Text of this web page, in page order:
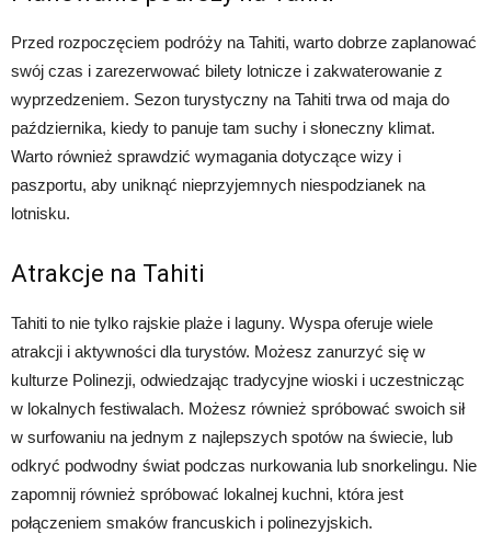
Przed rozpoczęciem podróży na Tahiti, warto dobrze zaplanować
swój czas i zarezerwować bilety lotnicze i zakwaterowanie z
wyprzedzeniem. Sezon turystyczny na Tahiti trwa od maja do
października, kiedy to panuje tam suchy i słoneczny klimat.
Warto również sprawdzić wymagania dotyczące wizy i
paszportu, aby uniknąć nieprzyjemnych niespodzianek na
lotnisku.
Atrakcje na Tahiti
Tahiti to nie tylko rajskie plaże i laguny. Wyspa oferuje wiele
atrakcji i aktywności dla turystów. Możesz zanurzyć się w
kulturze Polinezji, odwiedzając tradycyjne wioski i uczestnicząc
w lokalnych festiwalach. Możesz również spróbować swoich sił
w surfowaniu na jednym z najlepszych spotów na świecie, lub
odkryć podwodny świat podczas nurkowania lub snorkelingu. Nie
zapomnij również spróbować lokalnej kuchni, która jest
połączeniem smaków francuskich i polinezyjskich.